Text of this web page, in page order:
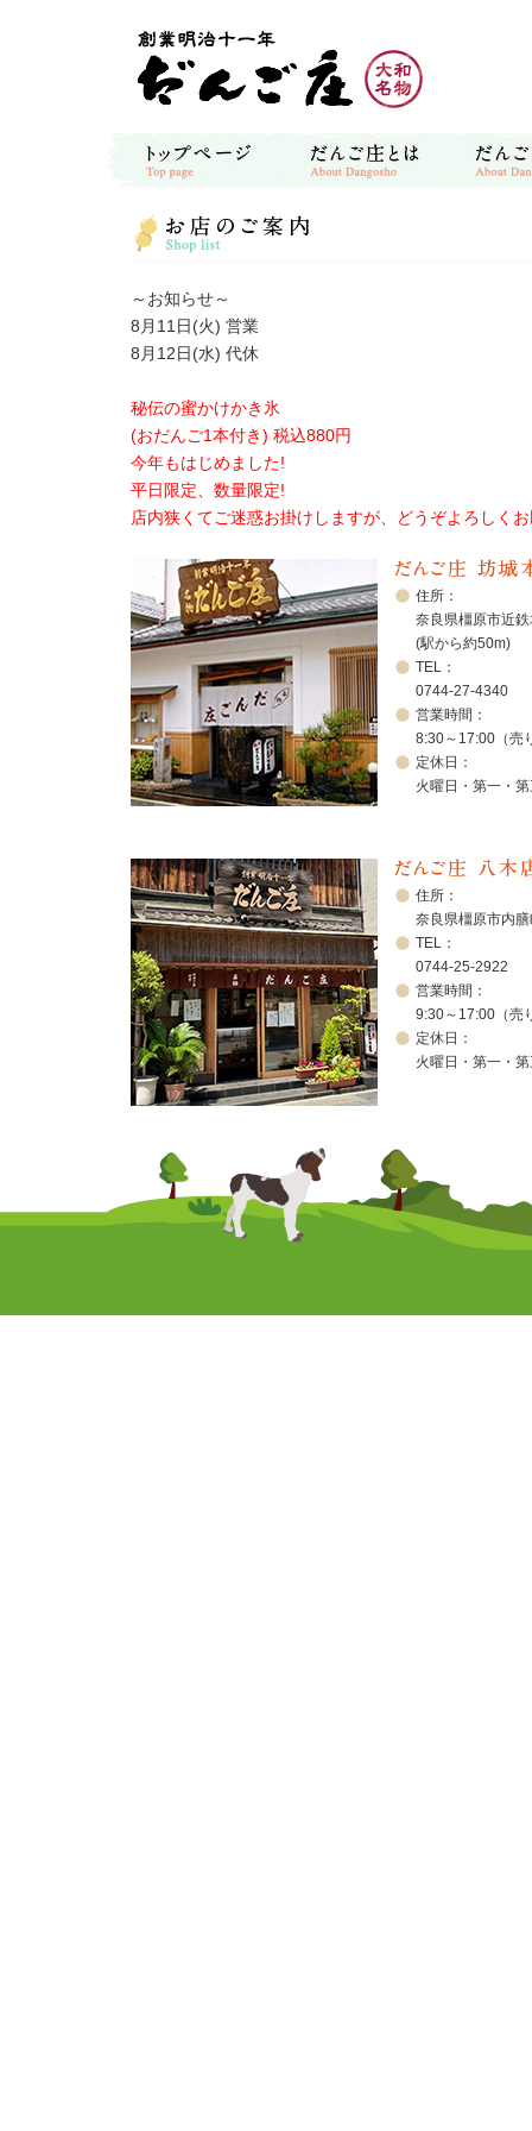
～お知らせ～
8月11日(火) 営業
8月12日(水) 代休
秘伝の蜜かけかき氷
(おだんご1本付き) 税込880円
今年もはじめました!
平日限定、数量限定!
店内狭くてご迷惑お掛けしますが、どうぞよろしく
住所：
奈良県橿原市近
(駅から約50m)
TEL：
0744-27-4340
営業時間：
8:30～17:00（売
定休日：
火曜日・第一・
住所：
奈良県橿原市内
TEL：
0744-25-2922
営業時間：
9:30～17:00（売
定休日：
火曜日・第一・